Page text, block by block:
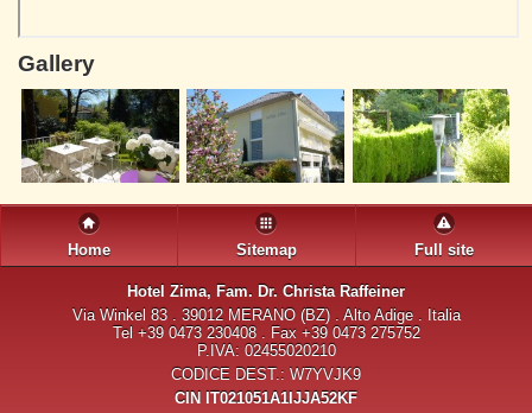
Gallery
Home Sitemap Full site
Hotel Zima, Fam. Dr. Christa Raffeiner
Via Winkel 83 . 39012 MERANO (BZ) . Alto Adige . Italia
Tel +39 0473 230408 . Fax +39 0473 275752
P.IVA: 02455020210
CODICE DEST.: W7YVJK9
CIN IT021051A1IJJA52KF